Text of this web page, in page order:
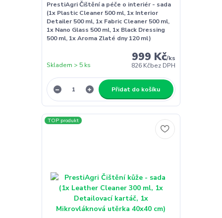
PrestiAgri Čištění a péče o interiér - sada
(1x Plastic Cleaner 500 ml, 1x Interior
Detailer 500 ml, 1x Fabric Cleaner 500 ml,
1x Nano Glass 500 ml, 1x Black Dressing
500 ml, 1x Aroma Zlaté dny 120 ml)
999 Kč/ks
826 Kčbez DPH
Skladem > 5 ks
Přidat do košíku
TOP produkt